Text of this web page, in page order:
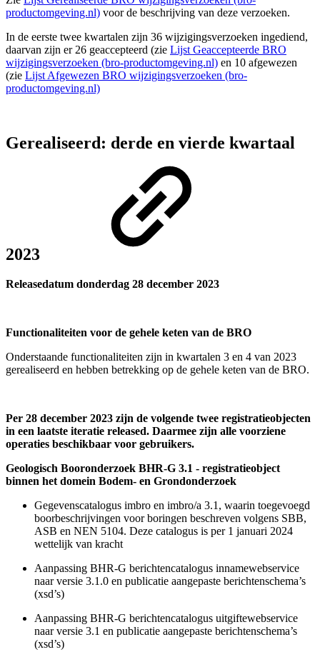
productomgeving.nl) voor de beschrijving van deze verzoeken.
In de eerste twee kwartalen zijn 36 wijzigingsverzoeken ingediend,
daarvan zijn er 26 geaccepteerd (zie Lijst Geaccepteerde BRO
wijzigingsverzoeken (bro-productomgeving.nl) en 10 afgewezen
(zie Lijst Afgewezen BRO wijzigingsverzoeken (bro-
productomgeving.nl)
Gerealiseerd: derde en vierde kwartaal
2023
Releasedatum donderdag 28 december 2023
Functionaliteiten voor de gehele keten van de BRO
Onderstaande functionaliteiten zijn in kwartalen 3 en 4 van 2023
gerealiseerd en hebben betrekking op de gehele keten van de BRO.
Per 28 december 2023 zijn de volgende twee registratieobjecten
in een laatste iteratie released. Daarmee zijn alle voorziene
operaties beschikbaar voor gebruikers.
Geologisch Booronderzoek BHR-G 3.1 - registratieobject
binnen het domein Bodem- en Grondonderzoek
Gegevenscatalogus imbro en imbro/a 3.1, waarin toegevoegd
boorbeschrijvingen voor boringen beschreven volgens SBB,
ASB en NEN 5104. Deze catalogus is per 1 januari 2024
wettelijk van kracht
Aanpassing BHR-G berichtencatalogus innamewebservice
naar versie 3.1.0 en publicatie aangepaste berichtenschema’s
(xsd’s)
Aanpassing BHR-G berichtencatalogus uitgiftewebservice
naar versie 3.1 en publicatie aangepaste berichtenschema’s
(xsd’s)